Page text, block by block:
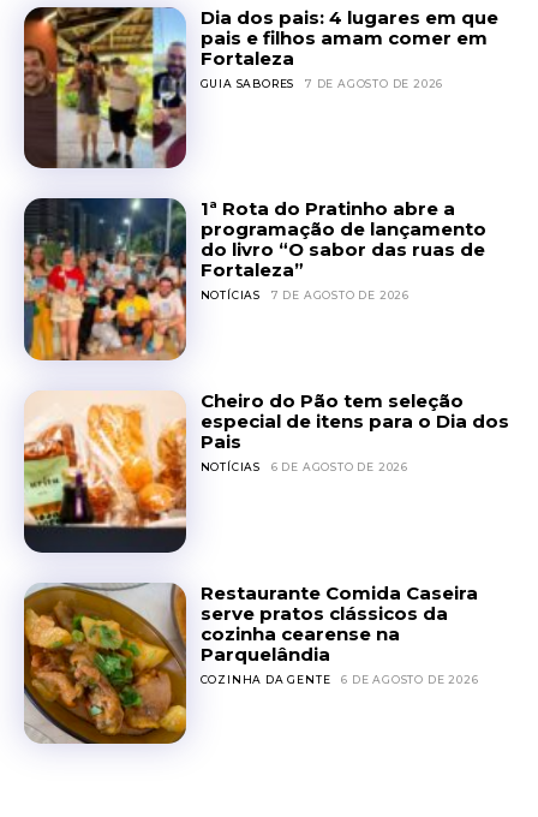
Dia dos pais: 4 lugares em que
pais e filhos amam comer em
Fortaleza
GUIA SABORES 7 DE AGOSTO DE 2026
1ª Rota do Pratinho abre a
programação de lançamento
do livro “O sabor das ruas de
Fortaleza”
NOTÍCIAS 7 DE AGOSTO DE 2026
Cheiro do Pão tem seleção
especial de itens para o Dia dos
Pais
NOTÍCIAS 6 DE AGOSTO DE 2026
Restaurante Comida Caseira
serve pratos clássicos da
cozinha cearense na
Parquelândia
COZINHA DA GENTE 6 DE AGOSTO DE 2026